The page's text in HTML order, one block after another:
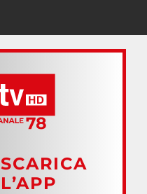
SCARICA
L’APP